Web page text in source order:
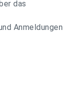
das
Anmeldungen